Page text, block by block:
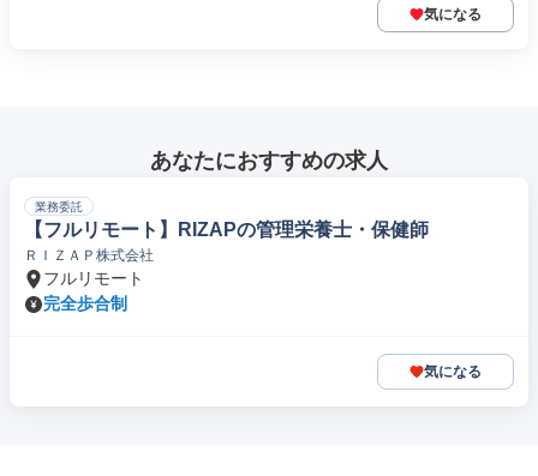
気になる
あなたにおすすめの求人
業務委託
【フルリモート】RIZAPの管理栄養士・保健師
ＲＩＺＡＰ株式会社
フルリモート
完全歩合制
気になる